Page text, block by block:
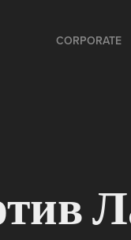
CORPORATE